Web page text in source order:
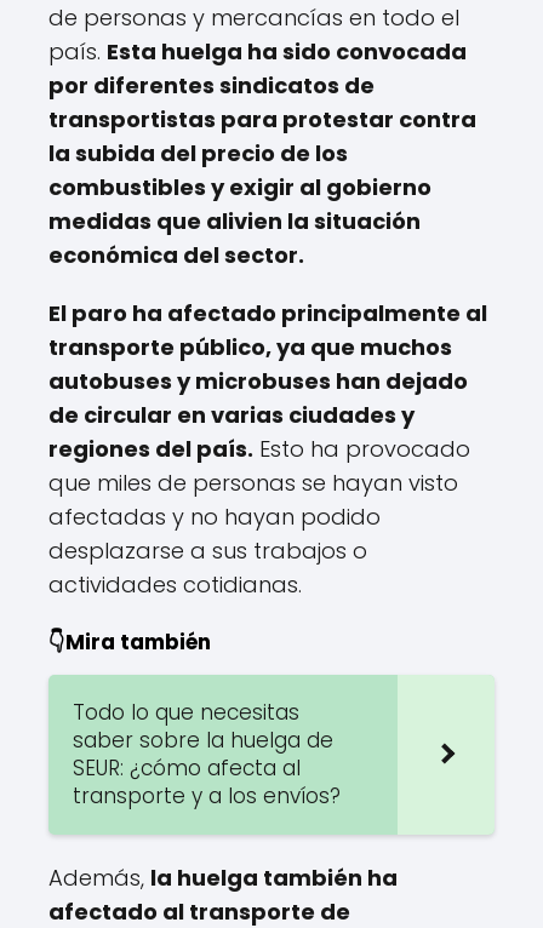
de personas y mercancías en todo el
país. Esta huelga ha sido convocada
por diferentes sindicatos de
transportistas para protestar contra
la subida del precio de los
combustibles y exigir al gobierno
medidas que alivien la situación
económica del sector.
El paro ha afectado principalmente al
transporte público, ya que muchos
autobuses y microbuses han dejado
de circular en varias ciudades y
regiones del país. Esto ha provocado
que miles de personas se hayan visto
afectadas y no hayan podido
desplazarse a sus trabajos o
actividades cotidianas.
👇Mira también
Todo lo que necesitas
saber sobre la huelga de
SEUR: ¿cómo afecta al
transporte y a los envíos?
Además, la huelga también ha
afectado al transporte de